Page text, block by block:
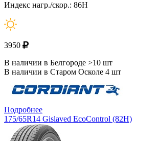
Индекс нагр./скор.: 86H
3950
В наличии в Белгороде >10 шт
В наличии в Старом Осколе 4 шт
Подробнее
175/65R14 Gislaved EcoControl (82H)